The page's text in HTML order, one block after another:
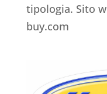
tipologia. Sito
buy.com